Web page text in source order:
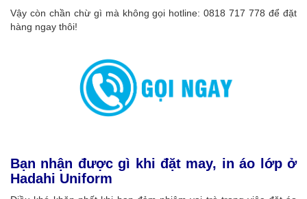
Vậy còn chần chừ gì mà không gọi hotline: 0818 717 778 để đặt
hàng ngay thôi!
Bạn nhận được gì khi đặt may, in áo lớp ở
Hadahi Uniform